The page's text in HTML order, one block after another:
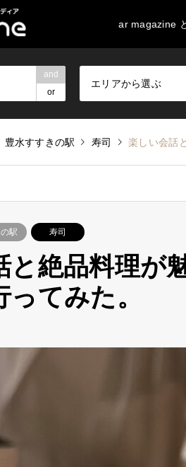
ar magazine
and
or
エリアから選ぶ
豊水すすきの駅 寿司 楽しい会話
駅 寿司
と絶品料理が
てみた。